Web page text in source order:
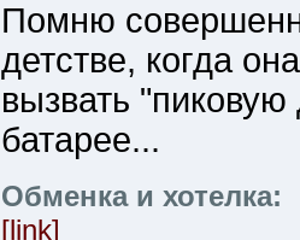
Помню
детстве, когда
вызвать
батарее...
Обменка и хотелка:
[link]